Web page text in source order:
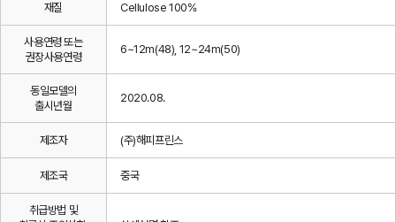
재질 Cellulose 100%
사용연령 또는
권장사용연령
6~12m(48), 12~24m(50)
동일모델의
출시년월
2020.08.
제조자 (주)해피프린스
제조국 중국
취급방법 및